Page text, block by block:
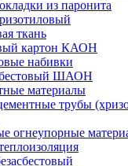
из паронита
ткань
картон КАОН
набивки
ШАОН
материалы
трубы
огнеупорные